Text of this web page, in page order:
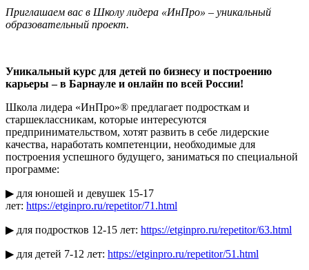
Приглашаем вас в Школу лидера «ИнПро» – уникальный
образовательный проект.
Уникальный курс для детей по бизнесу и построению
карьеры – в Барнауле и онлайн по всей России!
Школа лидера «ИнПро»® предлагает подросткам и
старшеклассникам, которые интересуются
предпринимательством, хотят развить в себе лидерские
качества, наработать компетенции, необходимые для
построения успешного будущего, заниматься по специальной
программе:
▶ для юношей и девушек 15-17
лет: https://etginpro.ru/repetitor/71.html
▶ для подростков 12-15 лет: https://etginpro.ru/repetitor/63.html
▶ для детей 7-12 лет: https://etginpro.ru/repetitor/51.html